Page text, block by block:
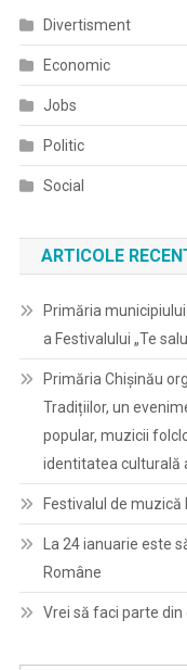
Divertisment
Economic
Jobs
Politic
Social
ARTICOLE
Primăria
a Festivalului „Te
Primăria Chișinău
Tradițiilor, un
popular, muzicii
identitatea culturală
Festivalul de muzică
La 24 ianuarie este
Române
Vrei să faci parte din